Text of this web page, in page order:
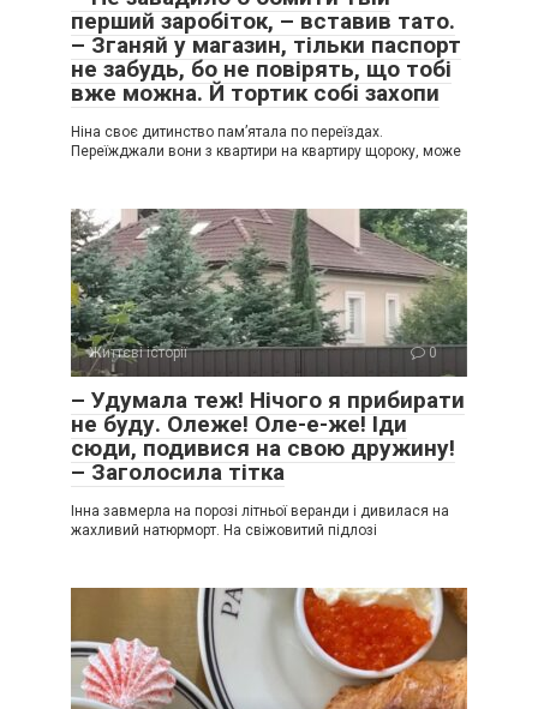
перший заробіток, – вставив тато.
– Зганяй у магазин, тільки паспорт
не забудь, бо не повірять, що тобі
вже можна. Й тортик собі захопи
Ніна своє дитинство пам’ятала по переїздах.
Переїжджали вони з квартири на квартиру щороку, може
Життєві історії 0
– Удумала теж! Нічого я прибирати
не буду. Олеже! Оле-е-же! Іди
сюди, подивися на свою дружину!
– Заголосила тітка
Інна завмерла на порозі літньої веранди і дивилася на
жахливий натюрморт. На свіжовитий підлозі